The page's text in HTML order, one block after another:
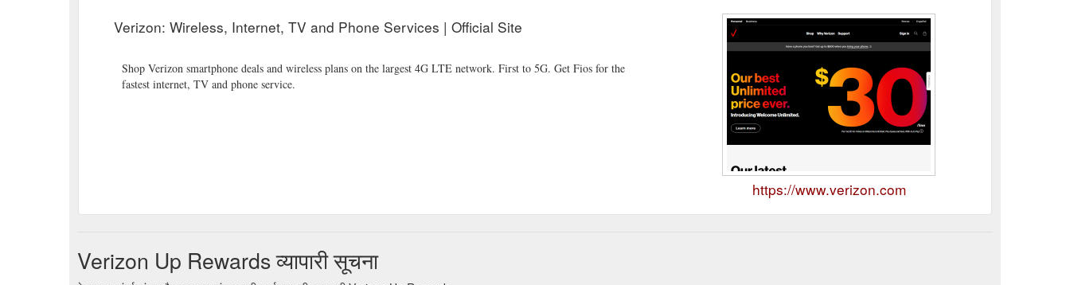
Verizon: Wireless, Internet, TV and Phone Services | Official Site
Shop Verizon smartphone deals and wireless plans on the largest 4G LTE network. First to 5G. Get Fios for the
fastest internet, TV and phone service.
https://www.verizon.com
Verizon Up Rewards व्यापारी सूचना